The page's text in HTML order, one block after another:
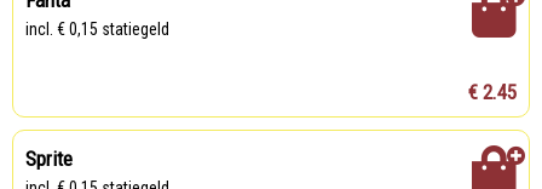
incl. € 0,15 statiegeld
€ 2.45
Sprite